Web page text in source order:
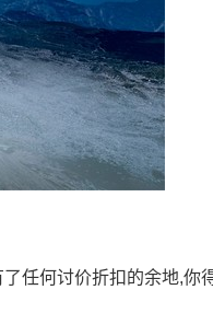
任何讨价折扣的余地,你